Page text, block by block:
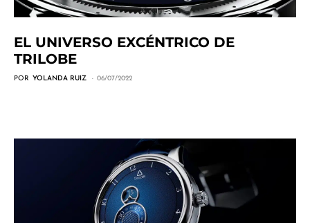
EL UNIVERSO EXCÉNTRICO DE
TRILOBE
POR YOLANDA RUIZ 06/07/2022